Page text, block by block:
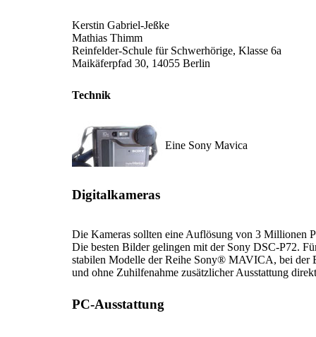
Kerstin Gabriel-Jeßke
Mathias Thimm
Reinfelder-Schule für Schwerhörige, Klasse 6a
Maikäferpfad 30, 14055 Berlin
Technik
Eine Sony Mavica
Digitalkameras
Die Kameras sollten eine Auflösung von 3 Millionen
Die besten Bilder gelingen mit der Sony DSC-P72.
stabilen Modelle der Reihe Sony® MAVICA, bei der
und ohne Zuhilfenahme zusätzlicher Ausstattung
PC-Ausstattung